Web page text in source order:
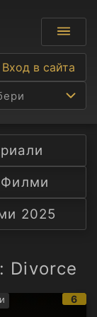
Вход в сайта
Филми
2025
Divorce
6